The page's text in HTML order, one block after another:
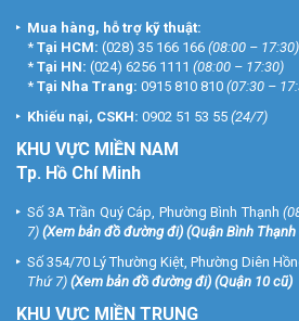
Mua hàng, hỗ trợ kỹ thuật:
* Tại HCM: (028) 35 166 166 (08:00 – 17:30)
* Tại HN: (024) 6256 1111 (08:00 – 17:30)
* Tại Nha Trang: 0915 810 810 (07:30 –
Khiếu nại, CSKH: 0902 51 53 55 (24/7)
KHU VỰC MIỀN NAM
Tp. Hồ Chí Minh
Số 3A Trần Quý Cáp, Phường Bình Thạnh
7) (Xem bản đồ đường đi) (Quận Bình Thạnh
Số 354/70 Lý Thường Kiệt, Phường Diên
Thứ 7) (Xem bản đồ đường đi) (Quận 10 cũ)
KHU VỰC MIỀN TRUNG